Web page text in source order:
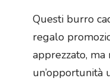
Questi burro
regalo
apprezzato, ma
un’opportunità